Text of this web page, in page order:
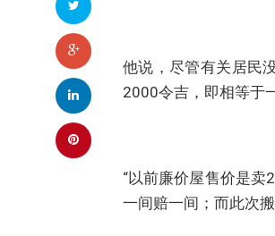
他说，尽管有关居民
2000令吉，即相等于
“以前廉价屋售价是
一间赔一间；而此次